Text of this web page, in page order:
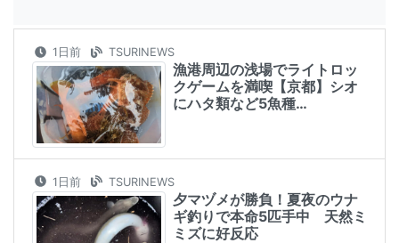
1日前 TSURINEWS
漁港周辺の浅場でライトロッ
クゲームを満喫【京都】シオ
にハタ類など5魚種…
1日前 TSURINEWS
夕マヅメが勝負！夏夜のウナ
ギ釣りで本命5匹手中 天然ミ
ミズに好反応